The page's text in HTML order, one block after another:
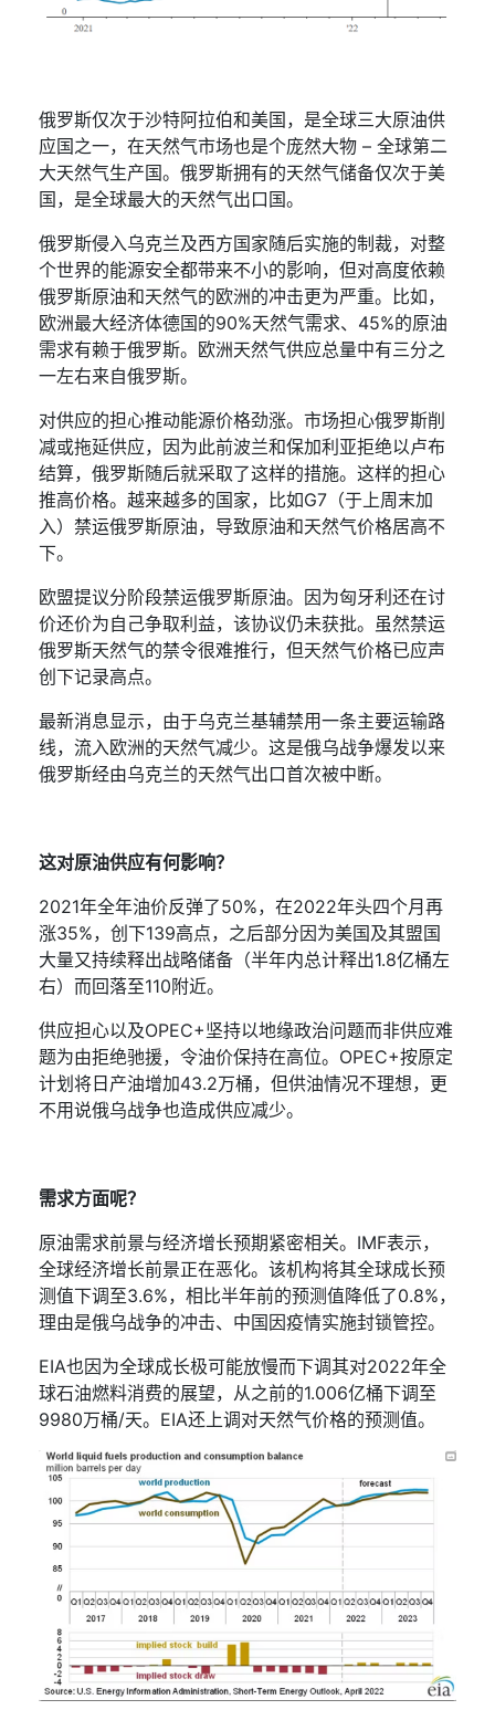
俄罗斯仅次于沙特阿拉伯和美国，是全球三大原油供
应国之一，在天然气市场也是个庞然大物 – 全球第二
大天然气生产国。俄罗斯拥有的天然气储备仅次于美
国，是全球最大的天然气出口国。
俄罗斯侵入乌克兰及西方国家随后实施的制裁，对整
个世界的能源安全都带来不小的影响，但对高度依赖
俄罗斯原油和天然气的欧洲的冲击更为严重。比如，
欧洲最大经济体德国的90%天然气需求、 45%的原油
需求有赖于俄罗斯。欧洲天然气供应总量中有三分之
一左右来自俄罗斯。
对供应的担心推动能源价格劲涨。市场担心俄罗斯削
减或拖延供应，因为此前波兰和保加利亚拒绝以卢布
结算，俄罗斯随后就采取了这样的措施。这样的担心
推高价格。越来越多的国家，比如G7 （于上周末加
入）禁运俄罗斯原油，导致原油和天然气价格居高不
下。
欧盟提议分阶段禁运俄罗斯原油。因为匈牙利还在讨
价还价为自己争取利益，该协议仍未获批。虽然禁运
俄罗斯天然气的禁令很难推行，但天然气价格已应声
创下记录高点。
最新消息显示，由于乌克兰基辅禁用一条主要运输路
线，流入欧洲的天然气减少。这是俄乌战争爆发以来
俄罗斯经由乌克兰的天然气出口首次被中断。
这对原油供应有何影响？
2021年全年油价反弹了50%，在2022年头四个月再
涨35%，创下139高点，之后部分因为美国及其盟国
大量又持续释出战略储备（半年内总计释出1.8亿桶左
右）而回落至110附近。
供应担心以及OPEC+坚持以地缘政治问题而非供应难
题为由拒绝驰援，令油价保持在高位。 OPEC+按原定
计划将日产油增加43.2万桶，但供油情况不理想，更
不用说俄乌战争也造成供应减少。
需求方面呢？
原油需求前景与经济增长预期紧密相关。 IMF表示，
全球经济增长前景正在恶化。该机构将其全球成长预
测值下调至3.6%，相比半年前的预测值降低了0.8%，
理由是俄乌战争的冲击、中国因疫情实施封锁管控。
EIA也因为全球成长极可能放慢而下调其对2022年全
球石油燃料消费的展望，从之前的1.006亿桶下调至
9980万桶/天。 EIA还上调对天然气价格的预测值。